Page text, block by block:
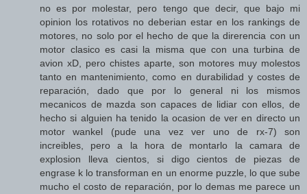
no es por molestar, pero tengo que decir, que bajo mi
opinion los rotativos no deberian estar en los rankings de
motores, no solo por el hecho de que la direrencia con un
motor clasico es casi la misma que con una turbina de
avion xD, pero chistes aparte, son motores muy molestos
tanto en mantenimiento, como en durabilidad y costes de
reparación, dado que por lo general ni los mismos
mecanicos de mazda son capaces de lidiar con ellos, de
hecho si alguien ha tenido la ocasion de ver en directo un
motor wankel (pude una vez ver uno de rx-7) son
increibles, pero a la hora de montarlo la camara de
explosion lleva cientos, si digo cientos de piezas de
engrase k lo transforman en un enorme puzzle, lo que sube
mucho el costo de reparación, por lo demas me parece un